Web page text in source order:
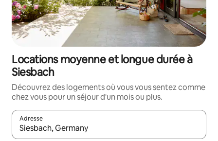
Locations moyenne et longue durée à
Siesbach
Découvrez des logements où vous vous sentez comme
chez vous pour un séjour d'un mois ou plus.
Adresse
Lorsque les résultats s'affichent, utilisez les flèches vers le